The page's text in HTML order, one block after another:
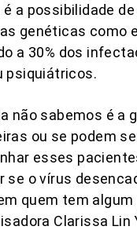
é a possibilidade
genéticas como
a 30% dos
psiquiátricos.
não sabemos é a
ou se podem
esses
se o vírus
quem tem algum
Clarissa Lin